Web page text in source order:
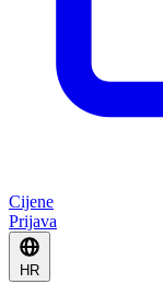
Cijene
Prijava
HR